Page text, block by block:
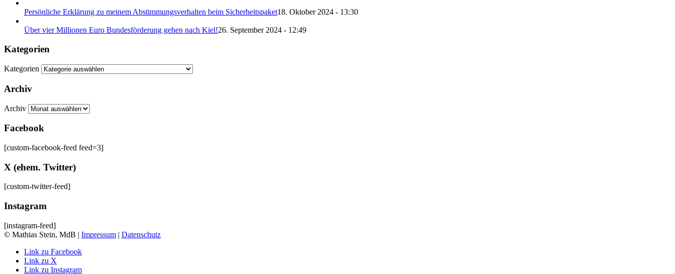
Persönliche Erklärung zu meinem Abstimmungsverhalten beim Sicherheitspaket18. Oktober 2024 - 13:30
Über vier Millionen Euro Bundesförderung gehen nach Kiel!26. September 2024 - 12:49
Kategorien
Kategorien
Archiv
Archiv
Facebook
[custom-facebook-feed feed=3]
X (ehem. Twitter)
[custom-twitter-feed]
Instagram
[instagram-feed]
© Mathias Stein, MdB | Impressum | Datenschutz
Link zu Facebook
Link zu X
Link zu Instagram